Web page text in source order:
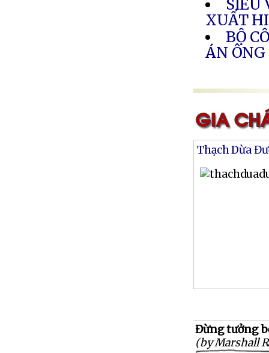
SIÊU
XUẤT
BỘ
ÁN
Thạch Dừa
Đừng tưởng
(by Marshall